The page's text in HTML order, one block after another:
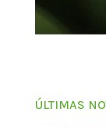
ÚLTIMAS